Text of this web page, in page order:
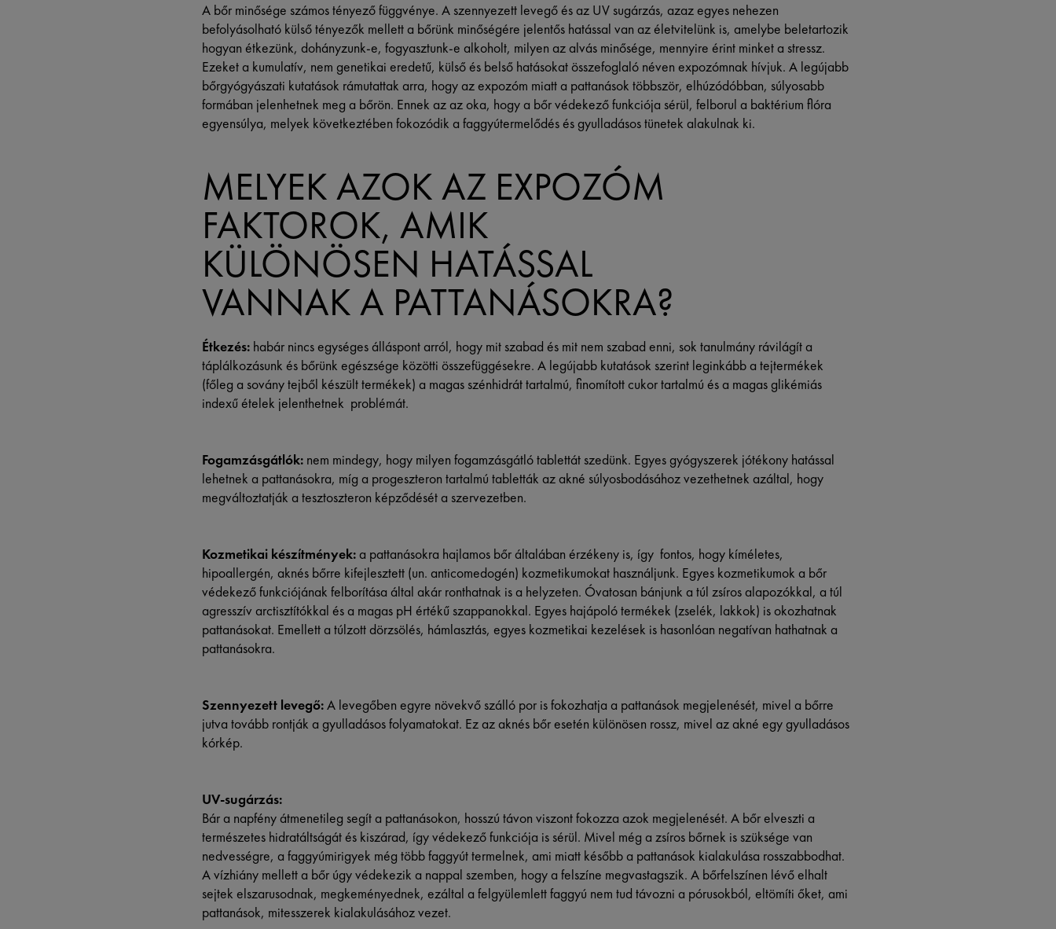
A bőr minősége számos tényező függvénye. A szennyezett levegő és az UV sugárzás, azaz egyes nehezen
befolyásolható külső tényezők mellett a bőrünk minőségére jelentős hatással van az életvitelünk is, amelybe beletartozik
hogyan étkezünk, dohányzunk-e, fogyasztunk-e alkoholt, milyen az alvás minősége, mennyire érint minket a stressz.
Ezeket a kumulatív, nem genetikai eredetű, külső és belső hatásokat összefoglaló néven expozómnak hívjuk. A legújabb
bőrgyógyászati kutatások rámutattak arra, hogy az expozóm miatt a pattanások többször, elhúzódóbban, súlyosabb
formában jelenhetnek meg a bőrön. Ennek az az oka, hogy a bőr védekező funkciója sérül, felborul a baktérium flóra
egyensúlya, melyek következtében fokozódik a faggyútermelődés és gyulladásos tünetek alakulnak ki.
MELYEK AZOK AZ EXPOZÓM
FAKTOROK, AMIK
KÜLÖNÖSEN HATÁSSAL
VANNAK A PATTANÁSOKRA?
Étkezés:habár nincs egységes álláspont arról, hogy mit szabad és mit nem szabad enni, sok tanulmány rávilágít a
táplálkozásunk és bőrünk egészsége közötti összefüggésekre. A legújabb kutatások szerint leginkább a tejtermékek
(főleg a sovány tejből készült termékek) a magas szénhidrát tartalmú, finomított cukor tartalmú és a magas glikémiás
indexű ételek jelenthetnek problémát.
Fogamzásgátlók:nem mindegy, hogy milyen fogamzásgátló tablettát szedünk. Egyes gyógyszerek jótékony hatással
lehetnek a pattanásokra, míg a progeszteron tartalmú tabletták az akné súlyosbodásához vezethetnek azáltal, hogy
megváltoztatják a tesztoszteron képződését a szervezetben.
Kozmetikai készítmények:a pattanásokra hajlamos bőr általában érzékeny is, így fontos, hogy kíméletes,
hipoallergén, aknés bőrre kifejlesztett (un. anticomedogén) kozmetikumokat használjunk. Egyes kozmetikumok a bőr
védekező funkciójának felborítása által akár ronthatnak is a helyzeten. Óvatosan bánjunk a túl zsíros alapozókkal, a túl
agresszív arctisztítókkal és a magas pH értékű szappanokkal. Egyes hajápoló termékek (zselék, lakkok) is okozhatnak
pattanásokat. Emellett a túlzott dörzsölés, hámlasztás, egyes kozmetikai kezelések is hasonlóan negatívan hathatnak a
pattanásokra.
Szennyezett levegő:A levegőben egyre növekvő szálló por is fokozhatja a pattanások megjelenését, mivel a bőrre
jutva tovább rontják a gyulladásos folyamatokat. Ez az aknés bőr esetén különösen rossz, mivel az akné egy gyulladásos
kórkép.
UV-sugárzás:
Bár a napfény átmenetileg segít a pattanásokon, hosszú távon viszont fokozza azok megjelenését. A bőr elveszti a
természetes hidratáltságát és kiszárad, így védekező funkciója is sérül. Mivel még a zsíros bőrnek is szüksége van
nedvességre, a faggyúmirigyek még több faggyút termelnek, ami miatt később a pattanások kialakulása rosszabbodhat.
A vízhiány mellett a bőr úgy védekezik a nappal szemben, hogy a felszíne megvastagszik. A bőrfelszínen lévő elhalt
sejtek elszarusodnak, megkeményednek, ezáltal a felgyülemlett faggyú nem tud távozni a pórusokból, eltömíti őket, ami
pattanások, mitesszerek kialakulásához vezet.